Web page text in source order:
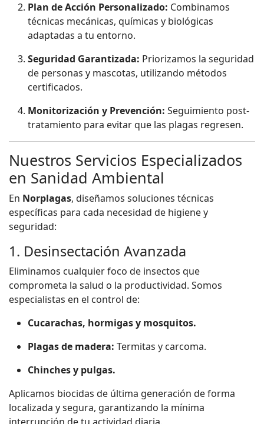
Plan de Acción Personalizado: Combinamos
técnicas mecánicas, químicas y biológicas
adaptadas a tu entorno.
Seguridad Garantizada: Priorizamos la seguridad
de personas y mascotas, utilizando métodos
certificados.
Monitorización y Prevención: Seguimiento post-
tratamiento para evitar que las plagas regresen.
Nuestros Servicios Especializados
en Sanidad Ambiental
En Norplagas, diseñamos soluciones técnicas
específicas para cada necesidad de higiene y
seguridad:
1. Desinsectación Avanzada
Eliminamos cualquier foco de insectos que
comprometa la salud o la productividad. Somos
especialistas en el control de:
Cucarachas, hormigas y mosquitos.
Plagas de madera: Termitas y carcoma.
Chinches y pulgas.
Aplicamos biocidas de última generación de forma
localizada y segura, garantizando la mínima